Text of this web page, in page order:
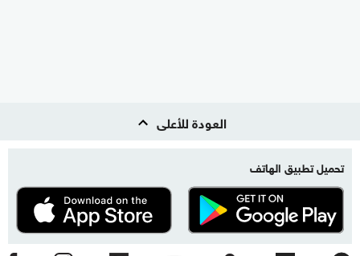
العودة للأعلى
تحميل تطبيق الهاتف